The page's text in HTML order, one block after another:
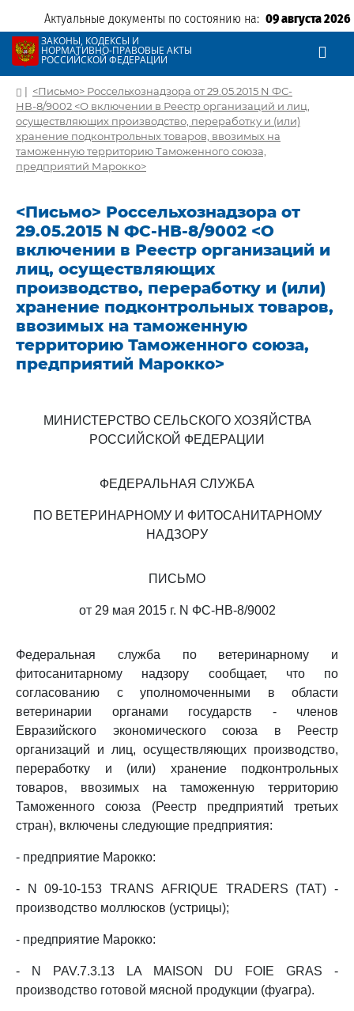
Актуальные документы по состоянию на: 09 августа 2026
ЗАКОНЫ, КОДЕКСЫ И
НОРМАТИВНО-ПРАВОВЫЕ АКТЫ
РОССИЙСКОЙ ФЕДЕРАЦИИ
| <Письмо> Россельхознадзора от 29.05.2015 N ФС-
НВ-8/9002 <О включении в Реестр организаций и лиц,
осуществляющих производство, переработку и (или)
хранение подконтрольных товаров, ввозимых на
таможенную территорию Таможенного союза,
предприятий Марокко>
<Письмо> Россельхознадзора от
29.05.2015 N ФС-НВ-8/9002 <О
включении в Реестр организаций и
лиц, осуществляющих
производство, переработку и (или)
хранение подконтрольных товаров,
ввозимых на таможенную
территорию Таможенного союза,
предприятий Марокко>
МИНИСТЕРСТВО СЕЛЬСКОГО ХОЗЯЙСТВА
РОССИЙСКОЙ ФЕДЕРАЦИИ
ФЕДЕРАЛЬНАЯ СЛУЖБА
ПО ВЕТЕРИНАРНОМУ И ФИТОСАНИТАРНОМУ
НАДЗОРУ
ПИСЬМО
от 29 мая 2015 г. N ФС-НВ-8/9002
Федеральная служба по ветеринарному и
фитосанитарному надзору сообщает, что по
согласованию с уполномоченными в области
ветеринарии органами государств - членов
Евразийского экономического союза в Реестр
организаций и лиц, осуществляющих производство,
переработку и (или) хранение подконтрольных
товаров, ввозимых на таможенную территорию
Таможенного союза (Реестр предприятий третьих
стран), включены следующие предприятия:
- предприятие Марокко:
- N 09-10-153 TRANS AFRIQUE TRADERS (TAT) -
производство моллюсков (устрицы);
- предприятие Марокко:
- N PAV.7.3.13 LA MAISON DU FOIE GRAS -
производство готовой мясной продукции (фуагра).